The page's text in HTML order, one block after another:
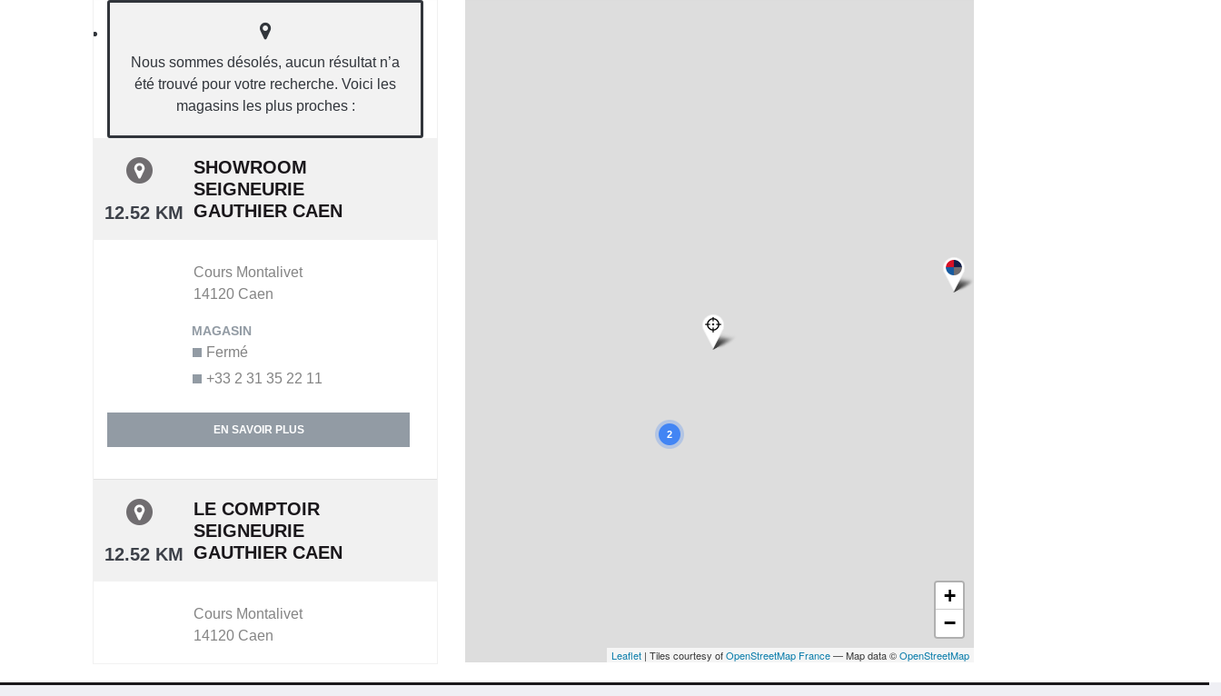
Nous sommes désolés, aucun résultat n’a
été trouvé pour votre recherche. Voici les
magasins les plus proches :
12.52 KM
SHOWROOM
SEIGNEURIE
GAUTHIER CAEN
Cours Montalivet
14120 Caen
+33 2 31 35 22 11
Fermé
EN SAVOIR PLUS
12.52 KM
LE COMPTOIR
SEIGNEURIE
GAUTHIER CAEN
Cours Montalivet
14120 Caen
2
+
−
Leaflet | Tiles courtesy ofOpenStreetMap France— Map data ©OpenStreetMap